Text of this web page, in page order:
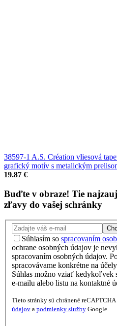
38597-1 A.S. Création vliesová
grafický motív s metalickým
19.87 €
Buďte v obraze! Tie
zľavy do vašej schránky
Súhlasím so spracovaním
ochrane osobných údajov je
spracovaním osobných údajov.
spracovávame konkrétne na
Súhlas možno vziať kedykoľvek
e-mailu alebo listu na kontaktné
Tieto stránky sú chránené
údajov a podmienky služby Google.